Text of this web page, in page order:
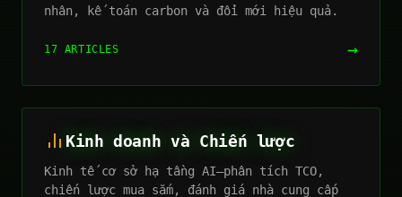
nhân, kế toán carbon và đổi mới hiệu quả.
17 ARTICLES →
Kinh doanh và Chiến lược
Kinh tế cơ sở hạ tầng AI—phân tích TCO,
chiến lược mua sắm, đánh giá nhà cung cấp